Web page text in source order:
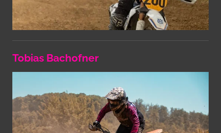
Tobias Bachofner